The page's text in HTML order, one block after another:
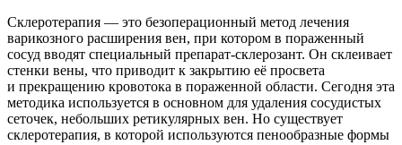
Склеротерапия — это безоперационный метод лечения
варикозного расширения вен, при котором в пораженный
сосуд вводят специальный препарат-склерозант. Он склеивает
стенки вены, что приводит к закрытию её просвета
и прекращению кровотока в пораженной области. Сегодня эта
методика используется в основном для удаления сосудистых
сеточек, небольших ретикулярных вен. Но существует
склеротерапия, в которой используются пенообразные формы